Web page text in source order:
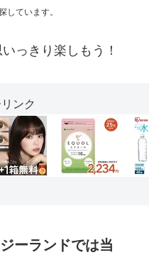
しています。
っきり楽しもう！
ンク
ーランドでは当